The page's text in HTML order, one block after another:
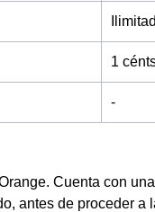
1
-
Cuenta con
antes de proceder a